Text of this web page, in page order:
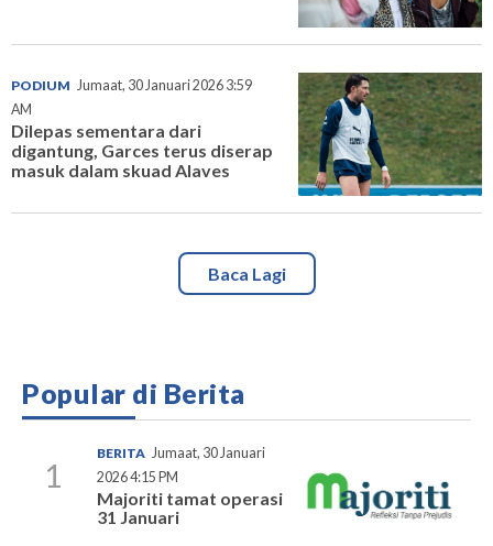
PODIUM Jumaat, 30 Januari 2026 3:59
AM
Dilepas sementara dari
digantung, Garces terus diserap
masuk dalam skuad Alaves
Baca Lagi
Popular di Berita
1
BERITA Jumaat, 30 Januari
2026 4:15 PM
Majoriti tamat operasi
31 Januari